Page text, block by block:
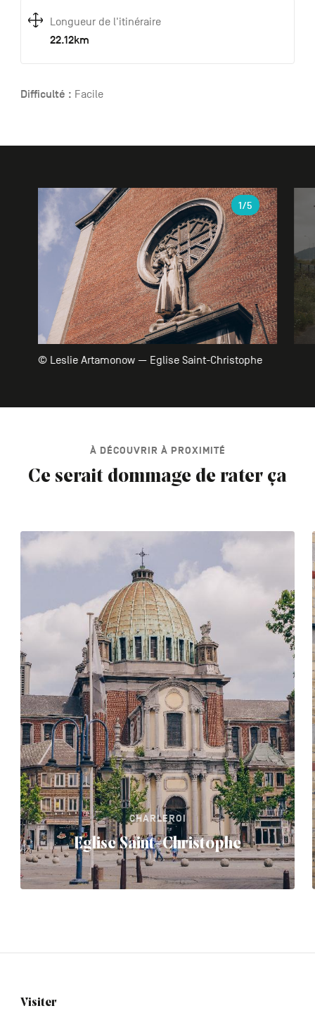
Longueur de l'itinéraire
22.12km
Difficulté : Facile
Galerie
© Leslie Artamonow — Eglise Saint-Christophe
1/5
À DÉCOUVRIR À PROXIMITÉ
Ce serait dommage de rater ça
CHARLEROI
Eglise Saint-Christophe
Navigation
Visiter